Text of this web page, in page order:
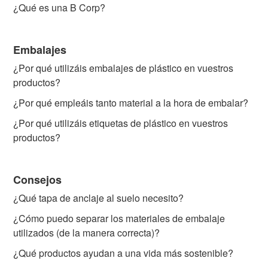
¿Qué es una B Corp?
Embalajes
¿Por qué utilizáis embalajes de plástico en vuestros
productos?
¿Por qué empleáis tanto material a la hora de embalar?
¿Por qué utilizáis etiquetas de plástico en vuestros
productos?
Consejos
¿Qué tapa de anclaje al suelo necesito?
¿Cómo puedo separar los materiales de embalaje
utilizados (de la manera correcta)?
¿Qué productos ayudan a una vida más sostenible?